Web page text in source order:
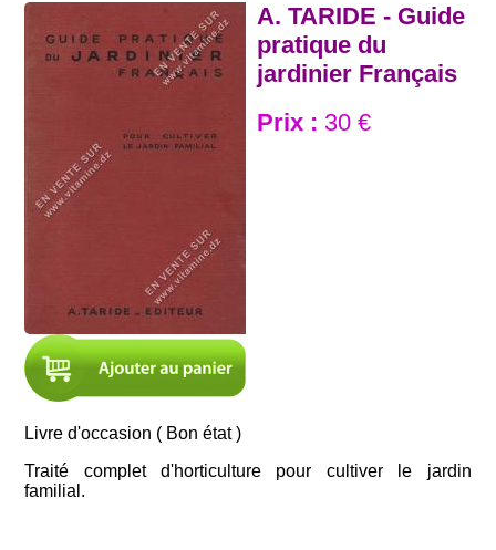
A. TARIDE - Guide
pratique du
jardinier Français
Prix : 30 €
Livre d'occasion ( Bon état )
Traité complet d'horticulture pour cultiver le jardin
familial.